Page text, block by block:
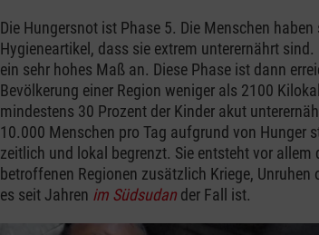
Die Hungersnot ist Phase 5. Die Menschen
Hygieneartikel, dass sie extrem unterernährt
ein sehr hohes Maß an. Diese Phase ist dann
Bevölkerung einer Region weniger als 2100
mindestens 30 Prozent der Kinder akut
10.000 Menschen pro Tag aufgrund von Hunger
zeitlich und lokal begrenzt. Sie entsteht vor allem
betroffenen Regionen zusätzlich Kriege,
es seit Jahren im Südsudan der Fall ist.